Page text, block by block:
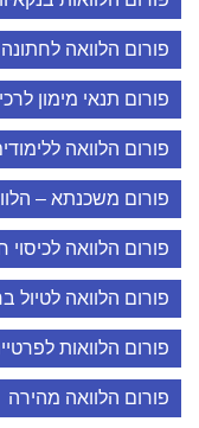
פורום הלוואה לחתונה
פורום תנאי מימון
פורום הלוואה
פורום משכנתא –
פורום הלוואה לכיסוי
פורום הלוואה לטיול
פורום הלוואות
פורום הלוואה מהירה